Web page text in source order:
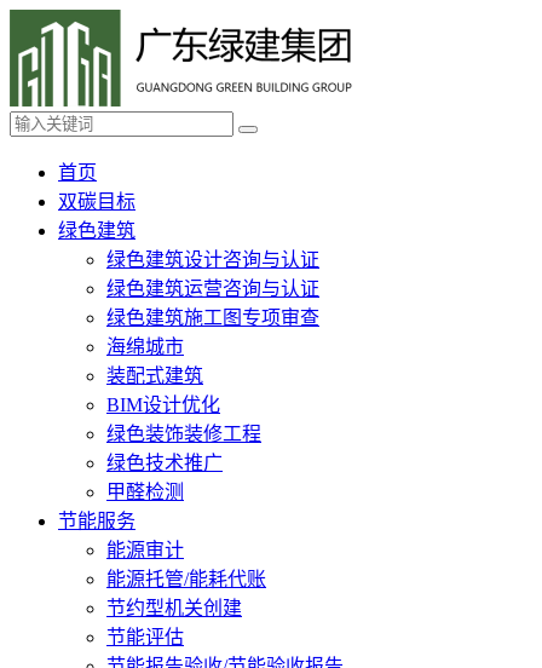
首页
双碳目标
绿色建筑
绿色建筑设计咨询与认证
绿色建筑运营咨询与认证
绿色建筑施工图专项审查
海绵城市
装配式建筑
BIM设计优化
绿色装饰装修工程
绿色技术推广
甲醛检测
节能服务
能源审计
能源托管/能耗代账
节约型机关创建
节能评估